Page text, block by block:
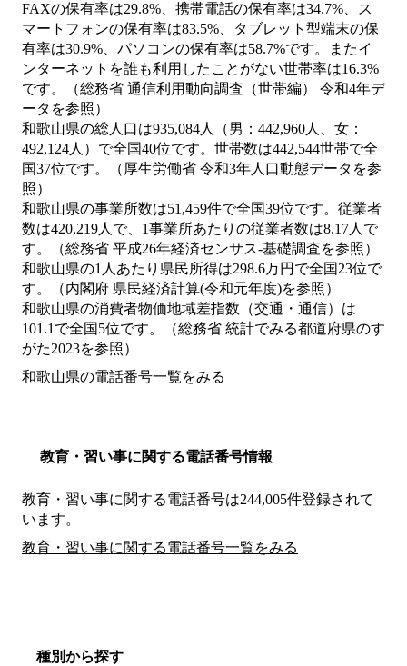
FAXの保有率は29.8%、携帯電話の保有率は34.7%、ス
マートフォンの保有率は83.5%、タブレット型端末の保
有率は30.9%、パソコンの保有率は58.7%です。またイ
ンターネットを誰も利用したことがない世帯率は16.3%
です。（総務省 通信利用動向調査（世帯編） 令和4年デ
ータを参照）
和歌山県の総人口は935,084人（男：442,960人、女：
492,124人）で全国40位です。世帯数は442,544世帯で全
国37位です。（厚生労働省 令和3年人口動態データを参
照）
和歌山県の事業所数は51,459件で全国39位です。従業者
数は420,219人で、1事業所あたりの従業者数は8.17人で
す。（総務省 平成26年経済センサス‐基礎調査を参照）
和歌山県の1人あたり県民所得は298.6万円で全国23位で
す。（内閣府 県民経済計算(令和元年度)を参照）
和歌山県の消費者物価地域差指数（交通・通信）は
101.1で全国5位です。（総務省 統計でみる都道府県のす
がた2023を参照）
和歌山県の電話番号一覧をみる
教育・習い事に関する電話番号情報
教育・習い事に関する電話番号は244,005件登録されて
います。
教育・習い事に関する電話番号一覧をみる
種別から探す